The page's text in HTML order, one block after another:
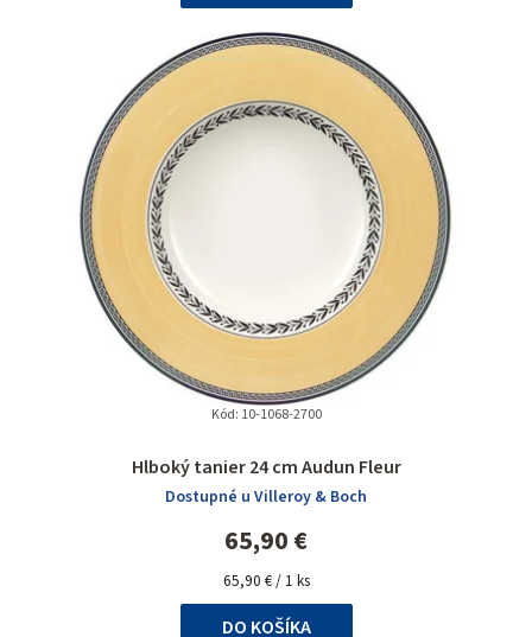
Hlboký tanier 24 cm Audun Fleur
Dostupné u Villeroy & Boch
65,90 €
Jednotková
cena:
65,90 € / 1 ks
DO KOŠÍKA
Kód: 10-1068-2700